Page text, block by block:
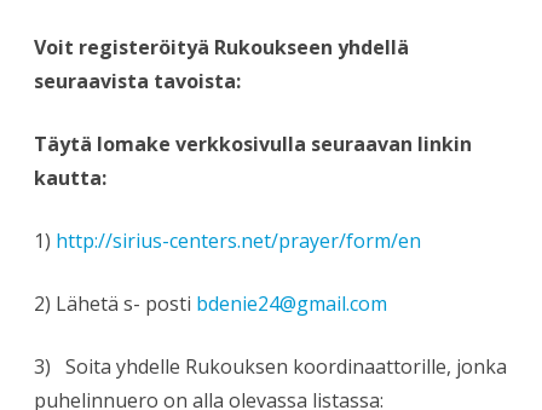
Voit registeröityä Rukoukseen yhdellä
seuraavista tavoista:
Täytä lomake verkkosivulla seuraavan linkin
kautta:
1) http://sirius-centers.net/prayer/form/en
2) Lähetä s- posti bdenie24@gmail.com
3) Soita yhdelle Rukouksen koordinaattorille, jonka
puhelinnuero on alla olevassa listassa: